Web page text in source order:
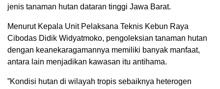
jenis tanaman hutan dataran tinggi Jawa Barat.
Menurut Kepala Unit Pelaksana Teknis Kebun Raya
Cibodas Didik Widyatmoko, pengoleksian tanaman hutan
dengan keanekaragamannya memiliki banyak manfaat,
antara lain menjadikan kawasan itu antihama.
”Kondisi hutan di wilayah tropis sebaiknya heterogen